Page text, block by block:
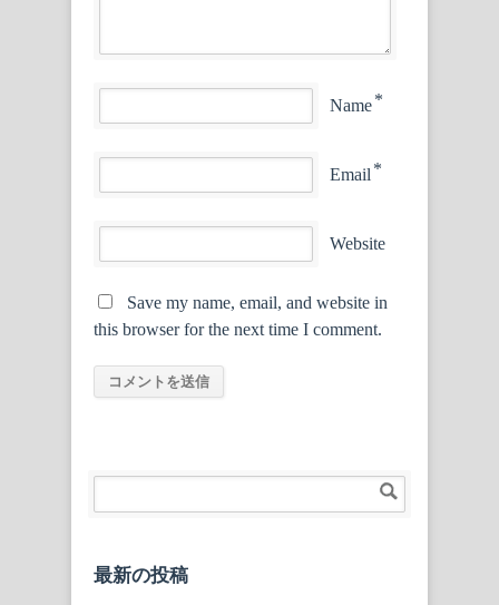
Name*
Email *
Website
Save my name, email, and website in
this browser for the next time I comment.
最新の投稿